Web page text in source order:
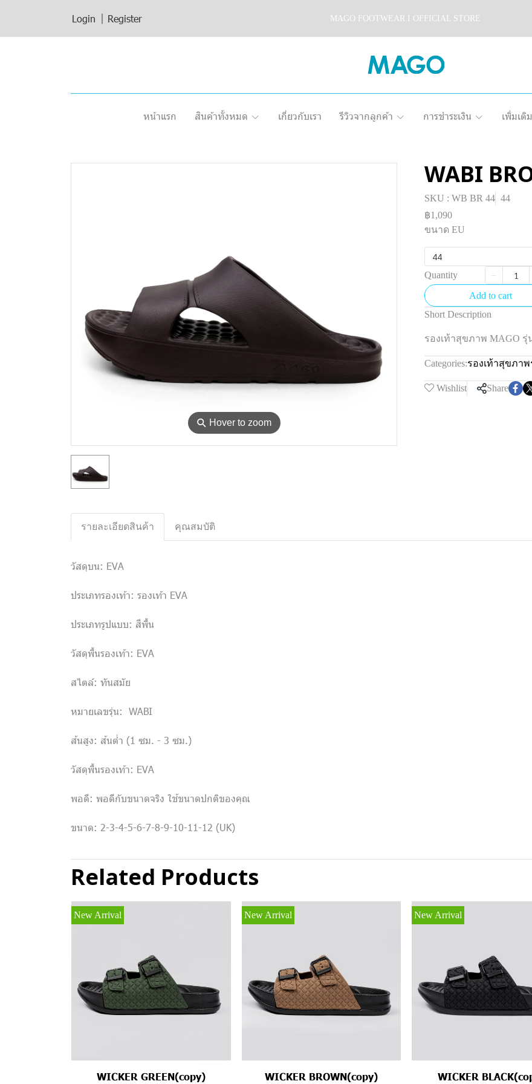
Login Register MAGO FOOTWEAR I OFFICIAL STORE
หน้าแรก สินค้าทั้งหมด เกี่ยวกับเรา รีวิวจากลูกค้า การชำระเงิน เพิ่มเติม
⚲ Hover to zoom
WABI
SKU : WB BR 44 44
฿1,090
ขนาด EU
44
Quantity
Add to cart
Short Description
รองเท้าสุขภาพ MAGO รุ่
Categories:รองเท้าสุขภา
Wishlist Share
รายละเอียดสินค้า คุณสมบัติ
วัสดุบน: EVA
ประเภทรองเท้า: รองเท้า EVA
ประเภทรูปแบบ: สีพื้น
วัสดุพื้นรองเท้า: EVA
สไตล์: ทันสมัย
หมายเลขรุ่น: WABI
ส้นสูง: ส้นต่ำ (1 ซม. - 3 ซม.)
วัสดุพื้นรองเท้า: EVA
พอดี: พอดีกับขนาดจริง ใช้ขนาดปกติของคุณ
ขนาด: 2-3-4-5-6-7-8-9-10-11-12 (UK)
Related Products
New Arrival
WICKER GREEN(copy)
New Arrival
WICKER BROWN(copy)
New Arrival
WICKER